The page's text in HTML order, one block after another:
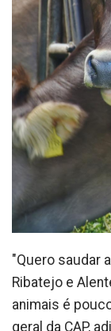
"Quero saudar
Ribatejo e
animais é
geral da CAP,